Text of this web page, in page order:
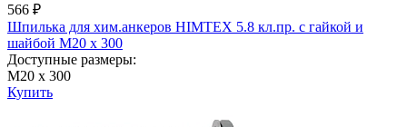
566 ₽
Шпилька для хим.анкеров HIMTEX 5.8 кл.пр. с гайкой и
шайбой М20 х 300
Доступные размеры:
М20 х 300
Купить